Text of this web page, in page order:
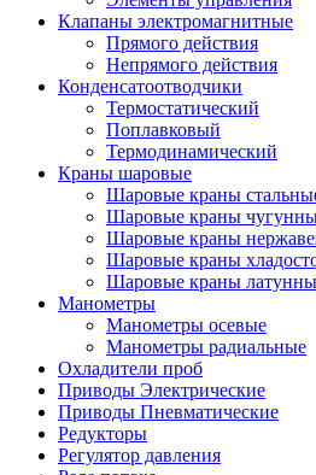
Клапаны электромагнитные
Прямого действия
Непрямого действия
Конденсатоотводчики
Термостатический
Поплавковый
Термодинамический
Краны шаровые
Шаровые краны
Шаровые краны
Шаровые краны
Шаровые краны
Шаровые краны
Манометры
Манометры осевые
Манометры радиальные
Охладители проб
Приводы Электрические
Приводы Пневматические
Редукторы
Регулятор давления